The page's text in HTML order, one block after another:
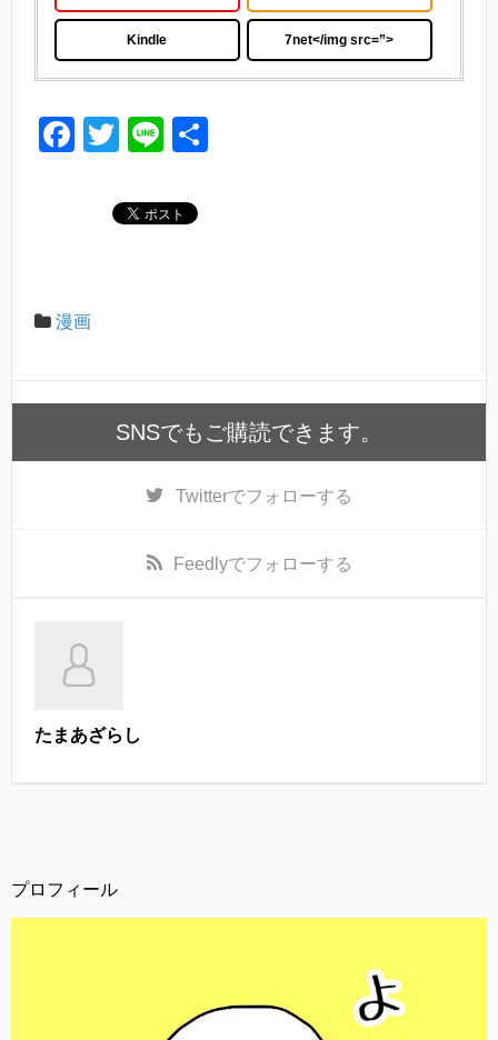
Kindle 7net</img src=”>
F
o
k
T
tt
Li
e
漫画
SNSでもご購読できます。
Twitterでフォローする
Feedlyでフォローする
たまあざらし
プロフィール